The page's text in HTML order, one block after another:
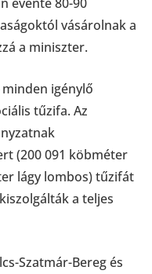
vásárolnak a
a miniszter.
igénylő
tűzifa. Az
(200 091 köbméter
lágy lombos) tűzifát
a teljes
Szatmár-Bereg és